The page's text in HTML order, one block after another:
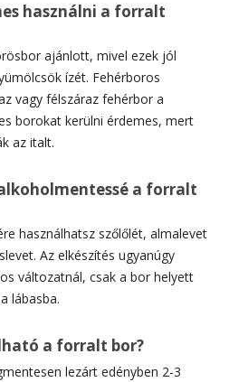
használni a forralt
ajánlott, mivel ezek jól
ízét. Fehérboros
vagy félszáraz fehérbor a
borokat kerülni érdemes, mert
az italt.
a forralt
használhatsz szőlőlét, almalevet
Az elkészítés ugyanúgy
változatnál, csak a bor helyett
lábasba.
a forralt bor?
lezárt edényben 2-3